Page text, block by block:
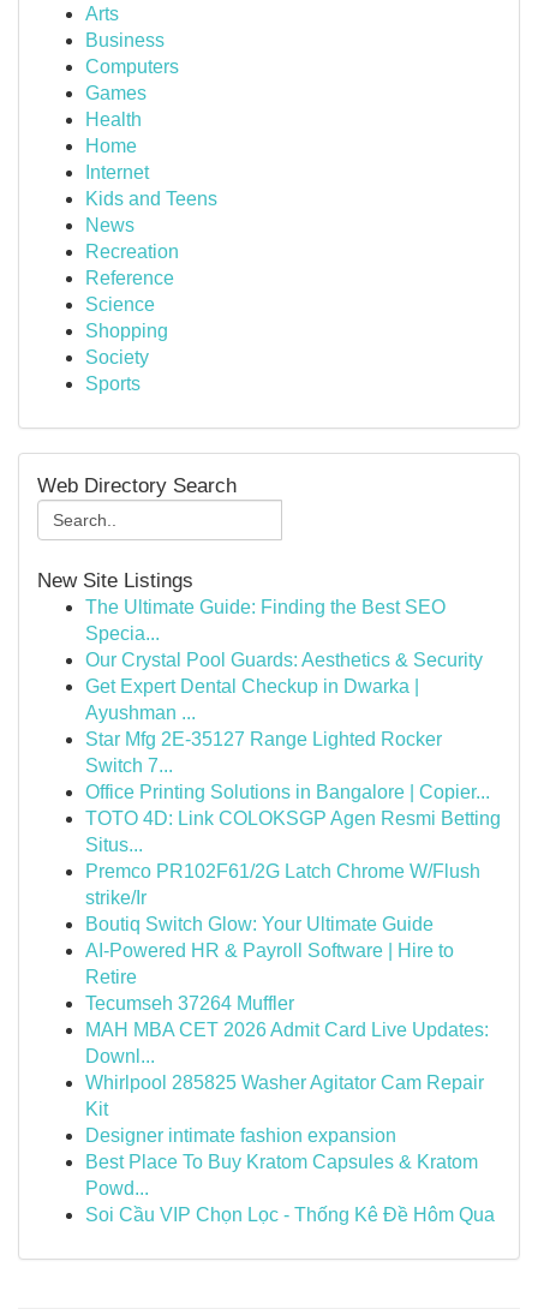
Arts
Business
Computers
Games
Health
Home
Internet
Kids and Teens
News
Recreation
Reference
Science
Shopping
Society
Sports
Web Directory Search
New Site Listings
The Ultimate Guide: Finding the Best SEO
Specia...
Our Crystal Pool Guards: Aesthetics & Security
Get Expert Dental Checkup in Dwarka |
Ayushman ...
Star Mfg 2E-35127 Range Lighted Rocker
Switch 7...
Office Printing Solutions in Bangalore | Copier...
TOTO 4D: Link COLOKSGP Agen Resmi Betting
Situs...
Premco PR102F61/2G Latch Chrome W/Flush
strike/Ir
Boutiq Switch Glow: Your Ultimate Guide
AI-Powered HR & Payroll Software | Hire to
Retire
Tecumseh 37264 Muffler
MAH MBA CET 2026 Admit Card Live Updates:
Downl...
Whirlpool 285825 Washer Agitator Cam Repair
Kit
Designer intimate fashion expansion
Best Place To Buy Kratom Capsules & Kratom
Powd...
Soi Cầu VIP Chọn Lọc - Thống Kê Đề Hôm Qua